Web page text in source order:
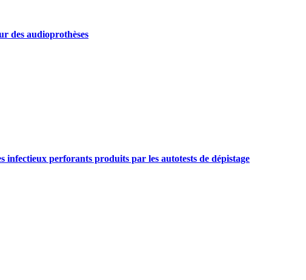
des audioprothèses
infectieux perforants produits par les autotests de dépistage